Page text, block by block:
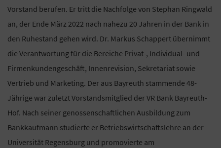
Vorstand berufen. Er tritt die Nachfolge von Stephan Ringwald
an, der Ende März 2022 nach nahezu 20 Jahren in der Bank in
den Ruhestand gehen wird. Dr. Markus Schappert übernimmt
die Verantwortung für die Bereiche Privat-, Individual- und
Firmenkundengeschäft, Innenrevision, Sekretariat sowie
Vertrieb und Marketing. Der aus Bayreuth stammende 48-
Jährige war zuletzt Vorstandsmitglied der VR Bank Bayreuth-
Hof. Nach seiner genossenschaftlichen Ausbildung zum
Bankkaufmann studierte er Betriebswirtschaftslehre an der
Universität Regensburg und promovierte am